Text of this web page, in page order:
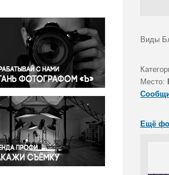
Окружающая среда
Политика
Правосудие
Происшествия и конфликты
Религия
Светская жизнь
Спорт
Экология
Экономика и бизнес
Виды
Место:
Ещё